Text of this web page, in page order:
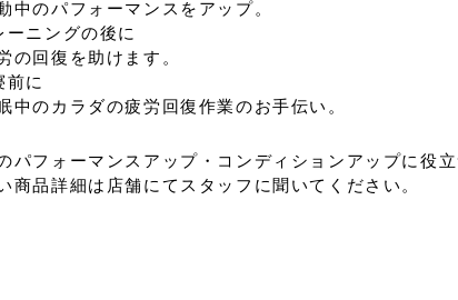
中のパフォーマンスをアップ。
ーニングの後に
の回復を助けます。
前に
中のカラダの疲労回復作業のお手伝い。
パフォーマンスアップ・コンディションアップに役立
商品詳細は店舗にてスタッフに聞いてください。